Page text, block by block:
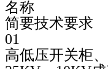
名称
简要技术要求
01
高低压开关柜